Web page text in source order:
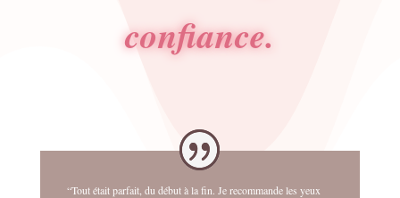
confiance.
“Tout était parfait, du début à la fin. Je recommande les yeux